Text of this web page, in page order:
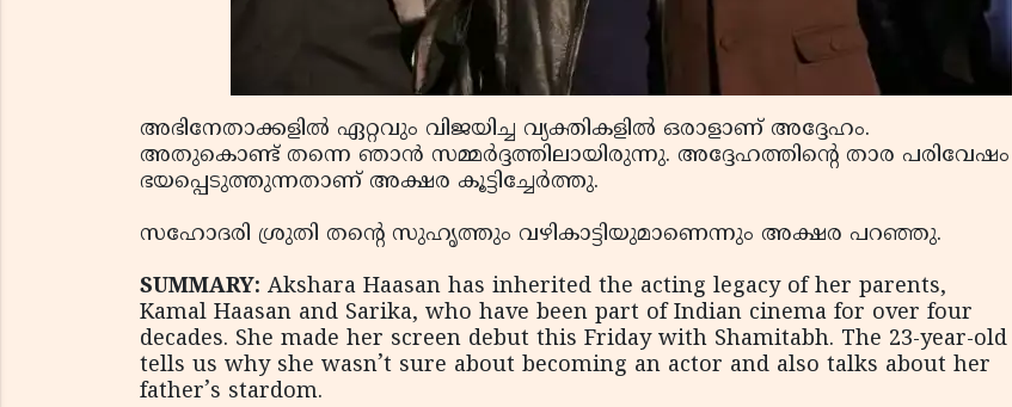
അഭിനേതാക്കളില്‍ ഏറ്റവും വിജയിച്ച വ്യക്തികളില്‍ ഒരാളാണ് അദ്ദേഹം.
അതുകൊണ്ട് തന്നെ ഞാന്‍ സമ്മര്‍ദ്ദത്തിലായിരുന്നു. അദ്ദേഹത്തിന്റെ താര പരിവേഷം
ഭയപ്പെടുത്തുന്നതാണ് അക്ഷര കൂട്ടിച്ചേര്‍ത്തു.
സഹോദരി ശ്രുതി തന്റെ സുഹൃത്തും വഴികാട്ടിയുമാണെന്നും അക്ഷര പറഞ്ഞു.
SUMMARY: Akshara Haasan has inherited the acting legacy of her parents,
Kamal Haasan and Sarika, who have been part of Indian cinema for over four
decades. She made her screen debut this Friday with Shamitabh. The 23-year-old
tells us why she wasn’t sure about becoming an actor and also talks about her
father’s stardom.